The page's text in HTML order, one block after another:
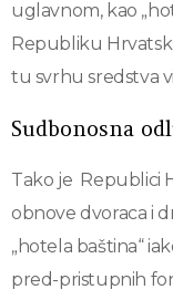
uglavnom, kao
Republiku
tu svrhu sredstva
Sudbonosna
Tako je Republici
obnove dvoraca i
„hotela baština“
pred-pristupnih